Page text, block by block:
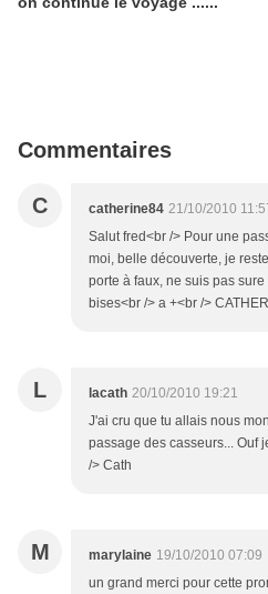
Commentaires
C catherine84 21/10/2010
Salut fred<br /> Pour une
moi, belle découverte, je
porte à faux, ne suis pas
bises<br /> a +<br />
L lacath 20/10/2010 19:21
J'ai cru que tu allais nous
passage des casseurs... Ouf
/> Cath
M marylaine 19/10/2010 07:09
un grand merci pour cette